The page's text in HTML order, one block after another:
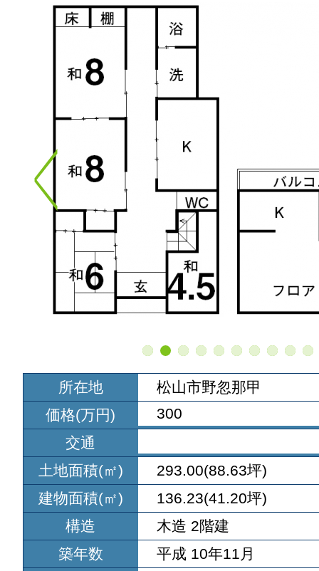
所在地
松山市野忽那甲
価格(万円)
300
交通
土地面積(㎡)
293.00(88.63坪)
建物面積(㎡)
136.23(41.20坪)
構造
木造 2階建
築年数
平成 10年11月